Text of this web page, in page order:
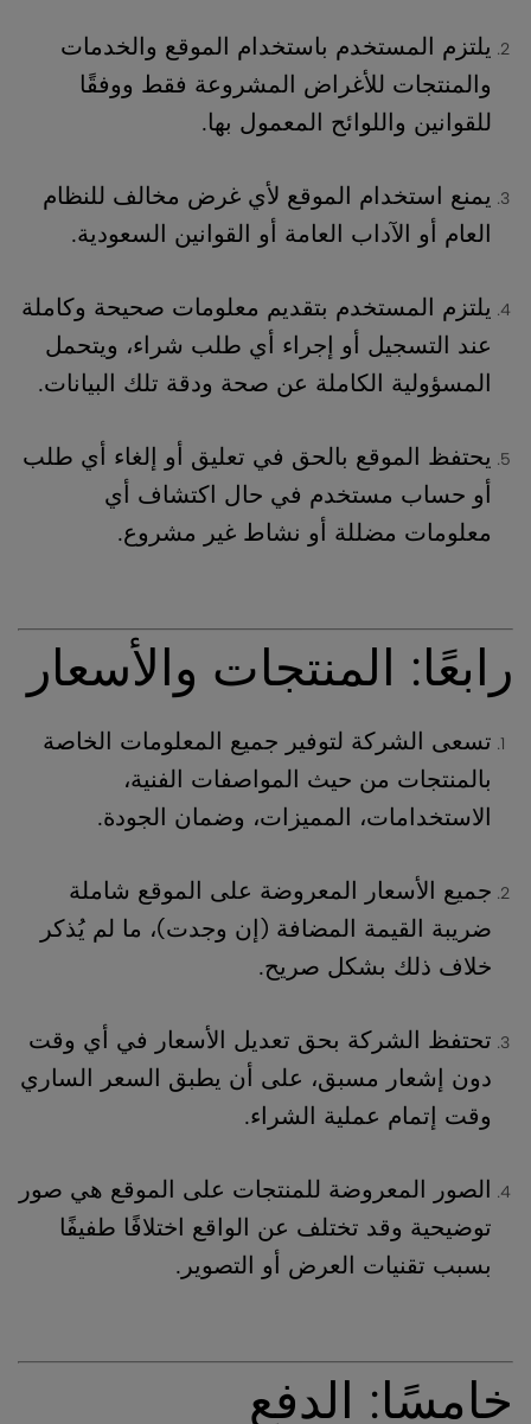
يلتزم المستخدم باستخدام الموقع والخدمات
والمنتجات للأغراض المشروعة فقط ووفقًا
للقوانين واللوائح المعمول بها.
يمنع استخدام الموقع لأي غرض مخالف للنظام
العام أو الآداب العامة أو القوانين السعودية.
يلتزم المستخدم بتقديم معلومات صحيحة وكاملة
عند التسجيل أو إجراء أي طلب شراء، ويتحمل
المسؤولية الكاملة عن صحة ودقة تلك البيانات.
يحتفظ الموقع بالحق في تعليق أو إلغاء أي طلب
أو حساب مستخدم في حال اكتشاف أي
معلومات مضللة أو نشاط غير مشروع.
رابعًا: المنتجات والأسعار
تسعى الشركة لتوفير جميع المعلومات الخاصة
بالمنتجات من حيث المواصفات الفنية،
الاستخدامات، المميزات، وضمان الجودة.
جميع الأسعار المعروضة على الموقع شاملة
ضريبة القيمة المضافة (إن وجدت)، ما لم يُذكر
خلاف ذلك بشكل صريح.
تحتفظ الشركة بحق تعديل الأسعار في أي وقت
دون إشعار مسبق، على أن يطبق السعر الساري
وقت إتمام عملية الشراء.
الصور المعروضة للمنتجات على الموقع هي صور
توضيحية وقد تختلف عن الواقع اختلافًا طفيفًا
بسبب تقنيات العرض أو التصوير.
خامسًا: الدفع